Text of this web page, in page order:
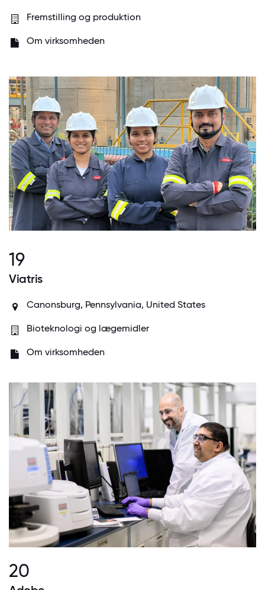
Fremstilling og produktion
Om virksomheden
19
Viatris
Canonsburg, Pennsylvania, United States
Bioteknologi og lægemidler
Om virksomheden
20